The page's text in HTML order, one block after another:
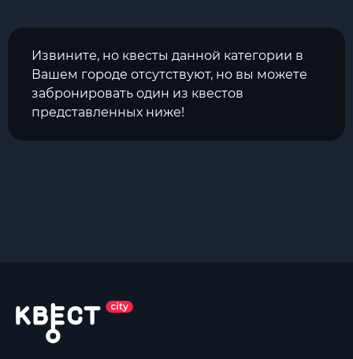
Извините, но квесты данной категории в
Вашем городе отсутствуют, но вы можете
забронировать один из квестов
представленных ниже!